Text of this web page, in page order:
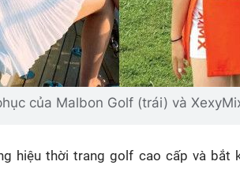
của Malbon Golf (trái) và
hiệu thời trang golf cao cấp và bắt